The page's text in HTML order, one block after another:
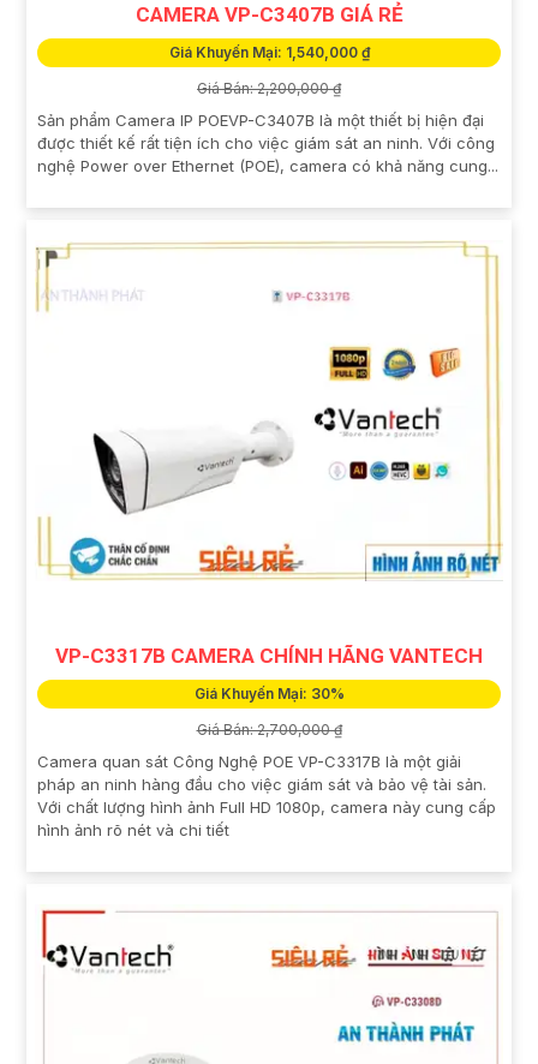
CAMERA VP-C3407B GIÁ RẺ
Giá Khuyến Mại: 1,540,000 ₫
Giá Bán: 2,200,000 ₫
Sản phẩm Camera IP POEVP-C3407B là một thiết bị hiện đại
được thiết kế rất tiện ích cho việc giám sát an ninh. Với công
nghệ Power over Ethernet (POE), camera có khả năng cung...
VP-C3317B CAMERA CHÍNH HÃNG VANTECH
Giá Khuyến Mại: 30%
Giá Bán: 2,700,000 ₫
Camera quan sát Công Nghệ POE VP-C3317B là một giải
pháp an ninh hàng đầu cho việc giám sát và bảo vệ tài sản.
Với chất lượng hình ảnh Full HD 1080p, camera này cung cấp
hình ảnh rõ nét và chi tiết